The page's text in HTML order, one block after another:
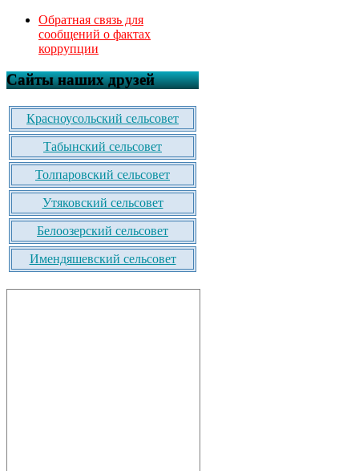
Обратная связь для
сообщений о фактах
коррупции
Сайты наших друзей
Красноусольский сельсовет
Табынский сельсовет
Толпаровский сельсовет
Утяковский сельсовет
Белоозерский сельсовет
Имендяшевский сельсовет